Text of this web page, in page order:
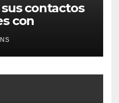
contactos
con
socio
agenda de